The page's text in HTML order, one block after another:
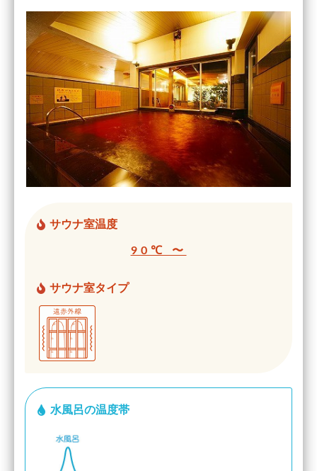
サウナ室温度
90℃ 〜
サウナ室タイプ
水風呂の温度帯